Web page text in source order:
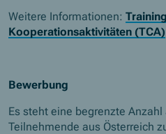
Weitere Informationen:
Kooperationsaktivitäten (TCA)
Bewerbung
Es steht eine begrenzte
Teilnehmende aus Österreich